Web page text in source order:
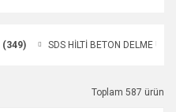
(349) SDS HİLTİ BETON DELME UÇ
Toplam 587 ürün